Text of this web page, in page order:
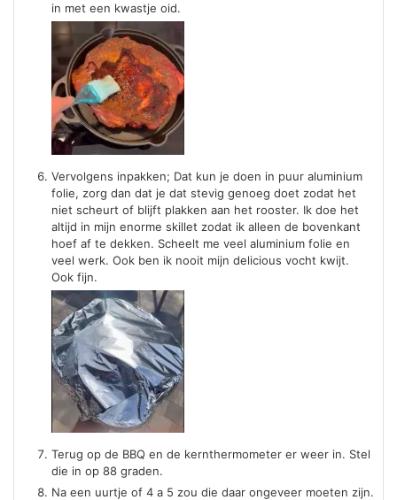
in met een kwastje oid.
Vervolgens inpakken; Dat kun je doen in puur aluminium
folie, zorg dan dat je dat stevig genoeg doet zodat het
niet scheurt of blijft plakken aan het rooster. Ik doe het
altijd in mijn enorme skillet zodat ik alleen de bovenkant
hoef af te dekken. Scheelt me veel aluminium folie en
veel werk. Ook ben ik nooit mijn delicious vocht kwijt.
Ook fijn.
Terug op de BBQ en de kernthermometer er weer in. Stel
die in op 88 graden.
Na een uurtje of 4 a 5 zou die daar ongeveer moeten zijn.